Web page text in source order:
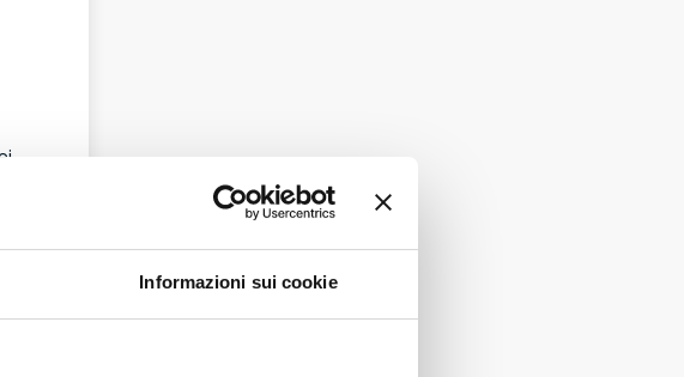
Informazioni sui cookie